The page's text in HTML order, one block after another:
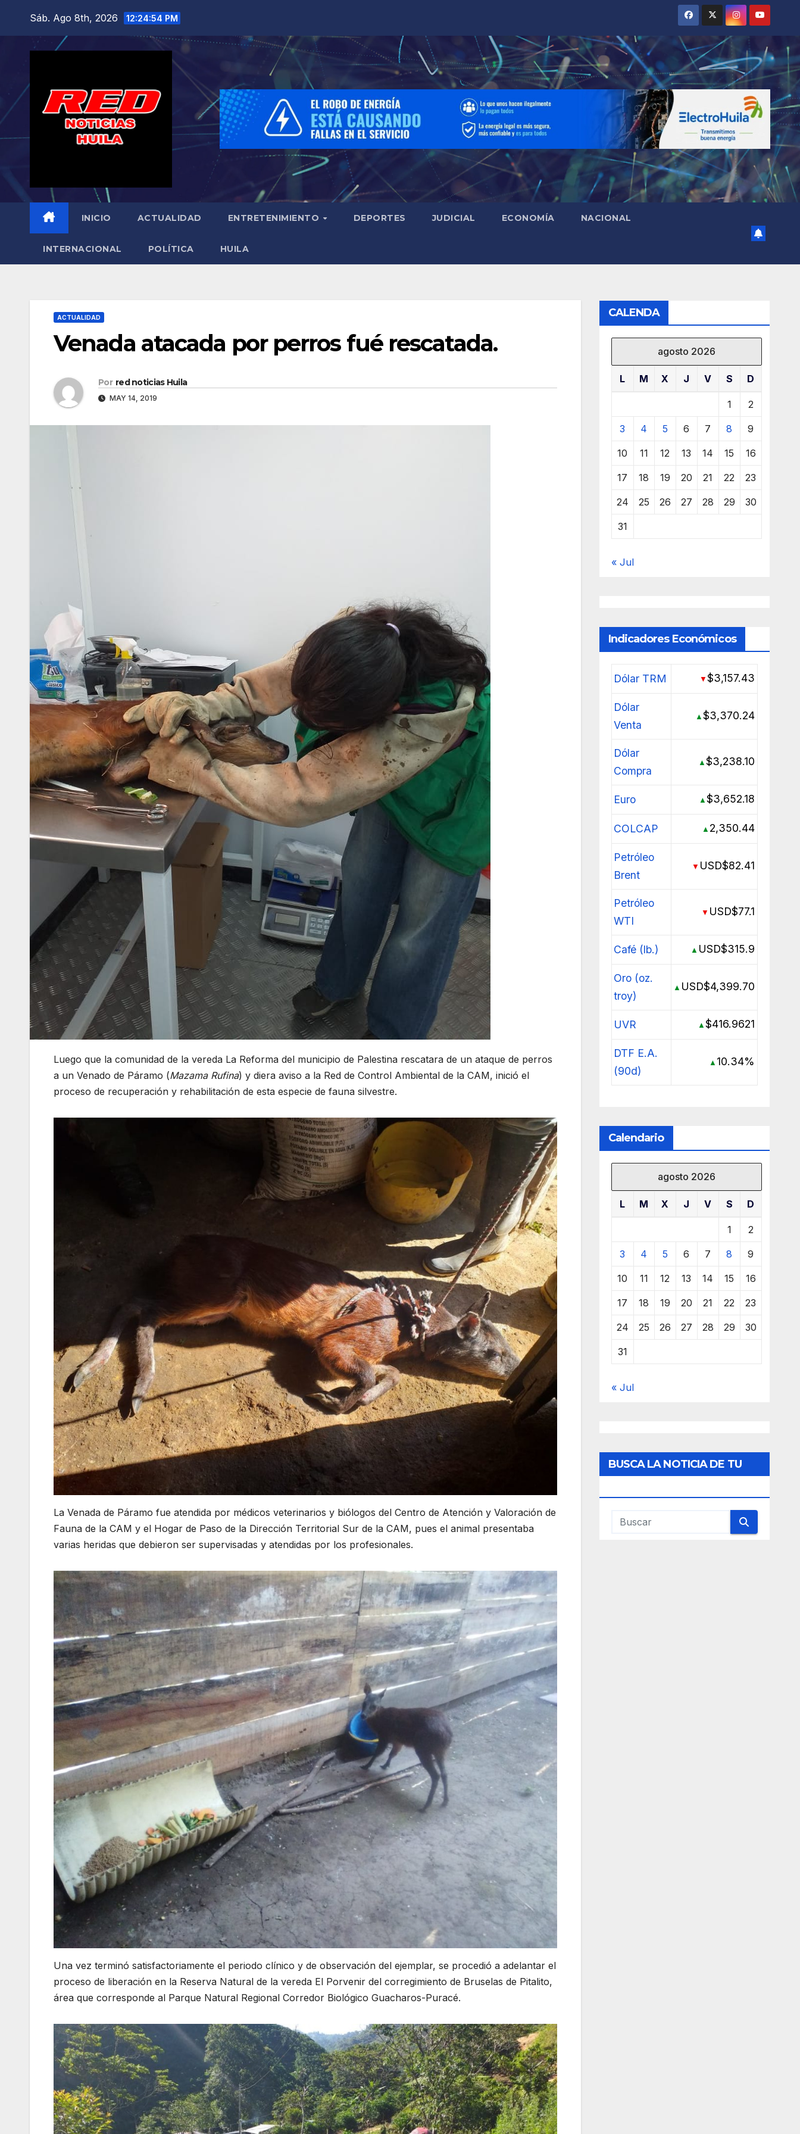
contenido
Sáb. Ago 8th, 2026 12:24:56 PM
INICIO ACTUALIDAD ENTRETENIMIENTO DEPORTES JUDICIAL ECONOMÍA NACIONAL
INTERNACIONAL POLÍTICA HUILA
ACTUALIDAD
Venada atacada por perros fué rescatada.
Por red noticias Huila
MAY 14, 2019
Luego que la comunidad de la vereda La Reforma del municipio de Palestina rescatara de un ataque de perros
a un Venado de Páramo (Mazama Rufina) y diera aviso a la Red de Control Ambiental de la CAM, inició el
proceso de recuperación y rehabilitación de esta especie de fauna silvestre.
La Venada de Páramo fue atendida por médicos veterinarios y biólogos del Centro de Atención y Valoración de
Fauna de la CAM y el Hogar de Paso de la Dirección Territorial Sur de la CAM, pues el animal presentaba
varias heridas que debieron ser supervisadas y atendidas por los profesionales.
Una vez terminó satisfactoriamente el periodo clínico y de observación del ejemplar, se procedió a adelantar el
proceso de liberación en la Reserva Natural de la vereda El Porvenir del corregimiento de Bruselas de Pitalito,
área que corresponde al Parque Natural Regional Corredor Biológico Guacharos-Puracé.
CALENDA
agosto 2026
L M X J V S D
1 2
3 4 5 6 7 8 9
10 11 12 13 14 15 16
17 18 19 20 21 22 23
24 25 26 27 28 29 30
31
« Jul
Indicadores Económicos
Dólar TRM ▼$3,157.43
Dólar
Venta
▲$3,370.24
Dólar
Compra
▲$3,238.10
Euro ▲$3,652.18
COLCAP ▲ 2,350.44
Petróleo
Brent
▼ USD$82.41
Petróleo
WTI
▼ USD$77.1
Café (lb.) ▲ USD$315.9
Oro (oz.
troy)
▲ USD$4,399.70
UVR ▲$416.9621
DTF E.A.
(90d)
▲ 10.34%
Calendario
agosto 2026
L M X J V S D
1 2
3 4 5 6 7 8 9
10 11 12 13 14 15 16
17 18 19 20 21 22 23
24 25 26 27 28 29 30
31
« Jul
BUSCA LA NOTICIA DE TU